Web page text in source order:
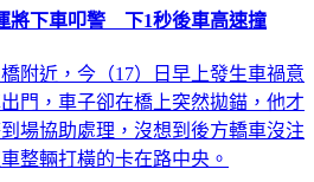
將下車叩警 下1秒後車高速撞
附近，今（17）日早上發生車禍意
門，車子卻在橋上突然拋錨，他才
場協助處理，沒想到後方轎車沒注
整輛打橫的卡在路中央。